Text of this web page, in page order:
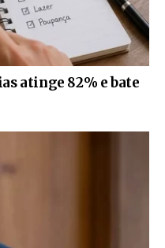
atinge 82% e bate